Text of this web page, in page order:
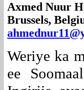
Axmed Nuur
Brussels,
Weriye ka
ee